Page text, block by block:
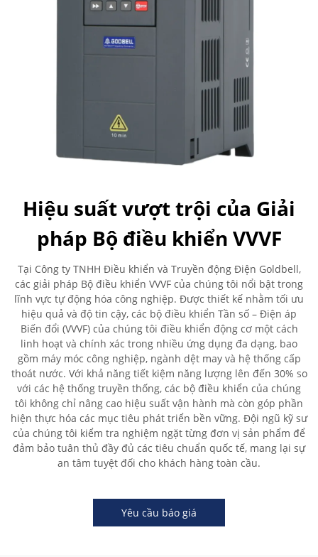
Hiệu suất vượt trội của Giải
pháp Bộ điều khiển VVVF
Tại Công ty TNHH Điều khiển và Truyền động Điện Goldbell,
các giải pháp Bộ điều khiển VVVF của chúng tôi nổi bật trong
lĩnh vực tự động hóa công nghiệp. Được thiết kế nhằm tối ưu
hiệu quả và độ tin cậy, các bộ điều khiển Tần số – Điện áp
Biến đổi (VVVF) của chúng tôi điều khiển động cơ một cách
linh hoạt và chính xác trong nhiều ứng dụng đa dạng, bao
gồm máy móc công nghiệp, ngành dệt may và hệ thống cấp
thoát nước. Với khả năng tiết kiệm năng lượng lên đến 30% so
với các hệ thống truyền thống, các bộ điều khiển của chúng
tôi không chỉ nâng cao hiệu suất vận hành mà còn góp phần
hiện thực hóa các mục tiêu phát triển bền vững. Đội ngũ kỹ sư
của chúng tôi kiểm tra nghiệm ngặt từng đơn vị sản phẩm để
đảm bảo tuân thủ đầy đủ các tiêu chuẩn quốc tế, mang lại sự
an tâm tuyệt đối cho khách hàng toàn cầu.
Yêu cầu báo giá